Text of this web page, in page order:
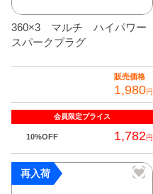
360×3 マルチ ハイパワー
スパークプラグ
販売価格
1,980円
会員限定プライス
10%OFF 1,782円
こ
の
再入荷